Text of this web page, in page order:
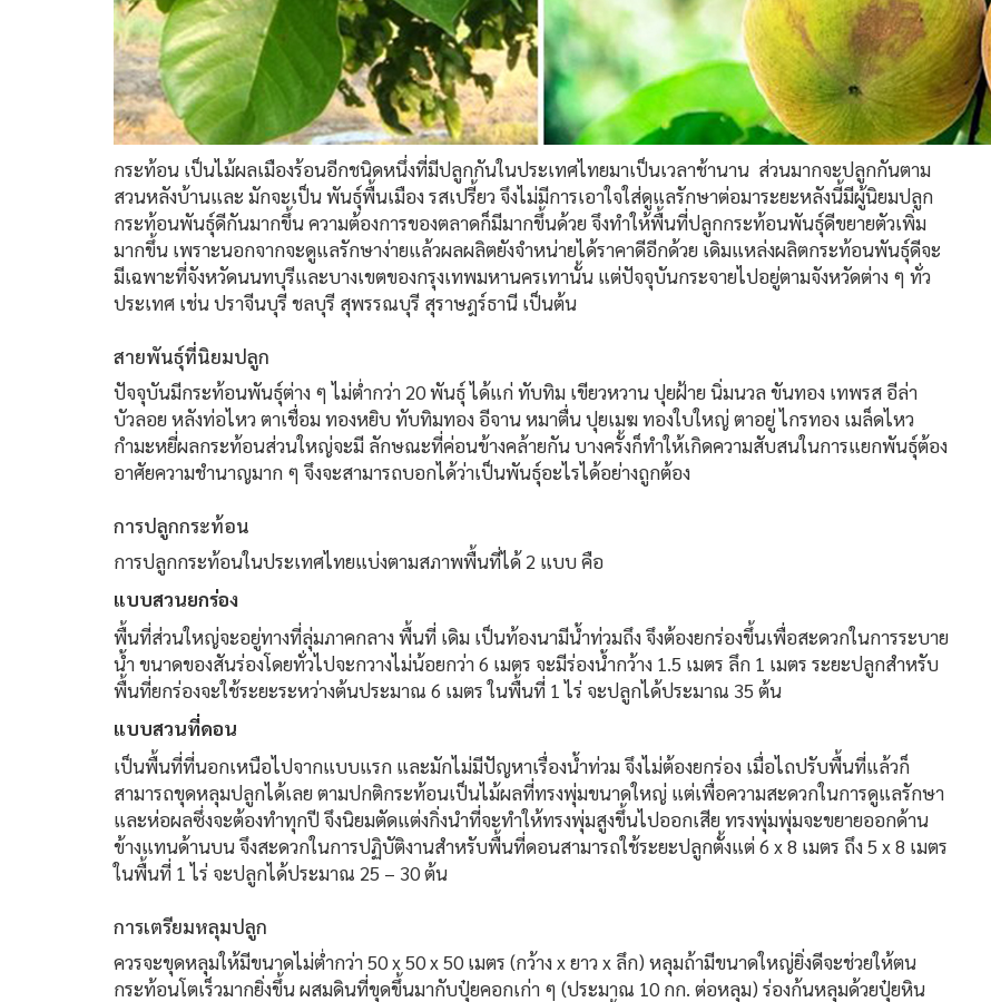
กระท้อน เป็นไม้ผลเมืองร้อนอีกชนิดหนึ่งที่มีปลูกกันในประเทศไทยมาเป็นเวลาช้านาน ส่วนมากจะปลูกกันตาม
สวนหลังบ้านและ มักจะเป็น พันธุ์พื้นเมือง รสเปรี้ยว จึงไม่มีการเอาใจใส่ดูแลรักษาต่อมาระยะหลังนี้มีผู้นิยมปลูก
กระท้อนพันธุ์ดีกันมากขึ้น ความต้องการของตลาดก็มีมากขึ้นด้วย จึงทำให้พื้นที่ปลูกกระท้อนพันธุ์ดีขยายตัวเพิ่ม
มากขึ้น เพราะนอกจากจะดูแลรักษาง่ายแล้วผลผลิตยังจำหน่ายได้ราคาดีอีกด้วย เดิมแหล่งผลิตกระท้อนพันธุ์ดีจะ
มีเฉพาะที่จังหวัดนนทบุรีและบางเขตของกรุงเทพมหานครเทานั้น แต่ปัจจุบันกระจายไปอยู่ตามจังหวัดต่าง ๆ ทั่ว
ประเทศ เช่น ปราจีนบุรี ชลบุรี สุพรรณบุรี สุราษฎร์ธานี เป็นต้น
สายพันธุ์ที่นิยมปลูก
ปัจจุบันมีกระท้อนพันธุ์ต่าง ๆ ไม่ต่ำกว่า 20 พันธุ์ ได้แก่ ทับทิม เขียวหวาน ปุยฝ้าย นิ่มนวล ขันทอง เทพรส อีล่า
บัวลอย หลังท่อไหว ตาเชื่อม ทองหยิบ ทับทิมทอง อีจาน หมาตื่น ปุยเมฆ ทองใบใหญ่ ตาอยู่ ไกรทอง เมล็ดไหว
กำมะหยี่ผลกระท้อนส่วนใหญ่จะมี ลักษณะที่ค่อนข้างคล้ายกัน บางครั้งก็ทำให้เกิดความสับสนในการแยกพันธุ์ต้อง
อาศัยความชำนาญมาก ๆ จึงจะสามารถบอกได้ว่าเป็นพันธุ์อะไรได้อย่างถูกต้อง
การปลูกกระท้อน
การปลูกกระท้อนในประเทศไทยแบ่งตามสภาพพื้นที่ได้ 2 แบบ คือ
แบบสวนยกร่อง
พื้นที่ส่วนใหญ่จะอยู่ทางที่ลุ่มภาคกลาง พื้นที่ เดิม เป็นท้องนามีน้ำท่วมถึง จึงต้องยกร่องขึ้นเพื่อสะดวกในการระบาย
น้ำ ขนาดของสันร่องโดยทั่วไปจะกวางไม่น้อยกว่า 6 เมตร จะมีร่องน้ำกว้าง 1.5 เมตร ลึก 1 เมตร ระยะปลูกสำหรับ
พื้นที่ยกร่องจะใช้ระยะระหว่างต้นประมาณ 6 เมตร ในพื้นที่ 1 ไร่ จะปลูกได้ประมาณ 35 ต้น
แบบสวนที่ดอน
เป็นพื้นที่ที่นอกเหนือไปจากแบบแรก และมักไม่มีปัญหาเรื่องน้ำท่วม จึงไม่ต้องยกร่อง เมื่อไถปรับพื้นที่แล้วก็
สามารถขุดหลุมปลูกได้เลย ตามปกติกระท้อนเป็นไม้ผลที่ทรงพุ่มขนาดใหญ่ แต่เพื่อความสะดวกในการดูแลรักษา
และห่อผลซึ่งจะต้องทำทุกปี จึงนิยมตัดแต่งกิ่งนำที่จะทำให้ทรงพุ่มสูงขึ้นไปออกเสีย ทรงพุ่มพุ่มจะขยายออกด้าน
ข้างแทนด้านบน จึงสะดวกในการปฏิบัติงานสำหรับพื้นที่ดอนสามารถใช้ระยะปลูกตั้งแต่ 6 x 8 เมตร ถึง 5 x 8 เมตร
ในพื้นที่ 1 ไร่ จะปลูกได้ประมาณ 25 – 30 ต้น
การเตรียมหลุมปลูก
ควรจะขุดหลุมให้มีขนาดไม่ต่ำกว่า 50 x 50 x 50 เมตร (กว้าง x ยาว x ลึก) หลุมถ้ามีขนาดใหญ่ยิ่งดีจะช่วยให้ตน
กระท้อนโตเร็วมากยิ่งขึ้น ผสมดินที่ขุดขึ้นมากับปุ๋ยคอกเก่า ๆ (ประมาณ 10 กก. ต่อหลุม) ร่องก้นหลุมด้วยปุ๋ยหิน